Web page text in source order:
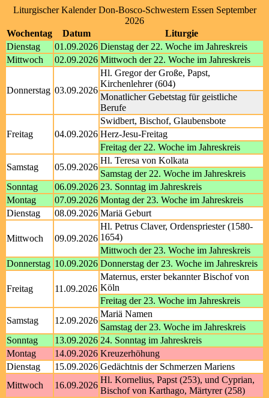
Liturgischer Kalender Don-Bosco-Schwestern Essen September
2026
Wochentag
Datum
Liturgie
Dienstag
01.09.2026 Dienstag der 22. Woche im Jahreskreis
Mittwoch
02.09.2026 Mittwoch der 22. Woche im Jahreskreis
Donnerstag 03.09.2026
Hl. Gregor der Große, Papst,
Kirchenlehrer (604)
Monatlicher Gebetstag für geistliche
Berufe
Freitag 04.09.2026
Swidbert, Bischof, Glaubensbote
Herz-Jesu-Freitag
Freitag der 22. Woche im Jahreskreis
Samstag
05.09.2026
Hl. Teresa von Kolkata
Samstag der 22. Woche im Jahreskreis
Sonntag
06.09.2026 23. Sonntag im Jahreskreis
Montag
07.09.2026 Montag der 23. Woche im Jahreskreis
Dienstag
08.09.2026 Mariä Geburt
Mittwoch 09.09.2026
Hl. Petrus Claver, Ordenspriester (1580-
1654)
Mittwoch der 23. Woche im Jahreskreis
Donnerstag 10.09.2026 Donnerstag der 23. Woche im Jahreskreis
Freitag 11.09.2026
Maternus, erster bekannter Bischof von
Köln
Freitag der 23. Woche im Jahreskreis
Samstag
12.09.2026
Mariä Namen
Samstag der 23. Woche im Jahreskreis
Sonntag
13.09.2026 24. Sonntag im Jahreskreis
Montag
14.09.2026 Kreuzerhöhung
Dienstag
15.09.2026 Gedächtnis der Schmerzen Mariens
Mittwoch
16.09.2026
Hl. Kornelius, Papst (253), und Cyprian,
Bischof von Karthago, Märtyrer (258)